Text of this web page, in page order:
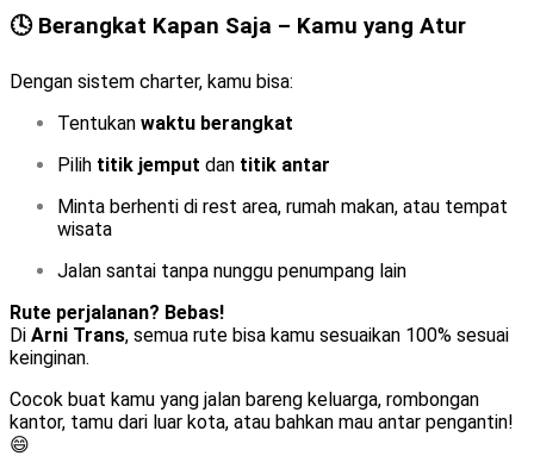
🕓 Berangkat Kapan Saja – Kamu yang Atur
Dengan sistem charter, kamu bisa:
Tentukan waktu berangkat
Pilih titik jemput dan titik antar
Minta berhenti di rest area, rumah makan, atau tempat
wisata
Jalan santai tanpa nunggu penumpang lain
Rute perjalanan? Bebas!
Di Arni Trans, semua rute bisa kamu sesuaikan 100% sesuai
keinginan.
Cocok buat kamu yang jalan bareng keluarga, rombongan
kantor, tamu dari luar kota, atau bahkan mau antar pengantin!
😄